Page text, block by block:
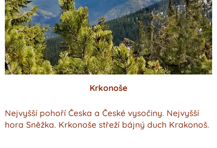
Krkonoše
Nejvyšší pohoří Česka a České vysočiny. Nejvyšší
hora Sněžka. Krkonoše střeží bájný duch Krakonoš.